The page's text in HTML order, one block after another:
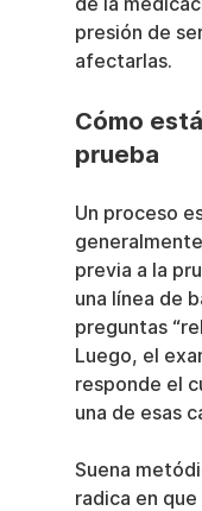
de la
presión de
afectarlas.
Cómo
prueba
Un proceso
previa a la
una línea de
preguntas
Luego, el
responde el
una de esas
Suena
radica en